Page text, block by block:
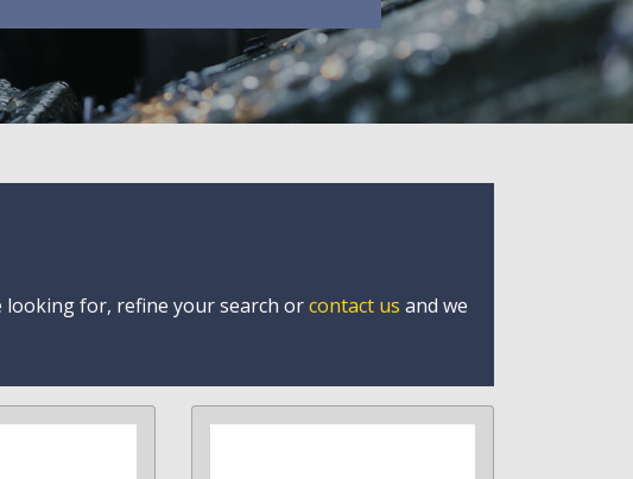
looking for, refine your search orcontact us and we